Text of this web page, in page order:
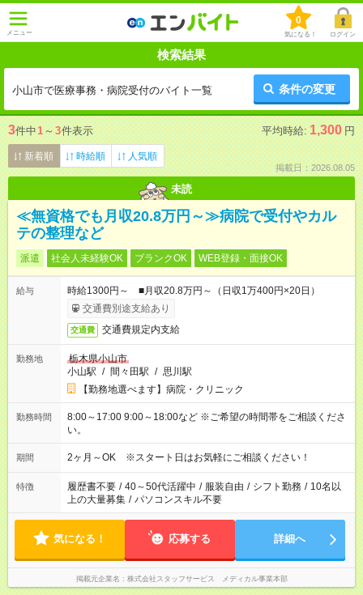
メニュー
0
気になる！ ログイン
検索結果
小山市で医療事務・病院受付のバイト一覧 条件の変更
3件中1 ～ 3件表示 平均時給: 1,300 円
新着順 時給順 人気順
掲載日：2026.08.05
未読
≪無資格でも月収20.8万円～≫病院で受付やカル
テの整理など
派遣 社会人未経験OK ブランクOK WEB登録・面接OK
給与
時給1300円～ ■月収20.8万円～（日収1万400円×20日）
交通費別途支給あり
交通費 交通費規定内支給
勤務地
栃木県小山市
小山駅 / 間々田駅 / 思川駅
【勤務地選べます】病院・クリニック
勤務時間
8:00～17:00 9:00～18:00など ※ご希望の時間帯をご相談くださ
い。
期間 2ヶ月～OK ※スタート日はお気軽にご相談ください！
特徴 履歴書不要 / 40～50代活躍中 / 服装自由 / シフト勤務 / 10名以
上の大量募集 / パソコンスキル不要
気になる！ 応募する 詳細へ
掲載元企業名 株式会社スタッフサービス メディカル事業本部